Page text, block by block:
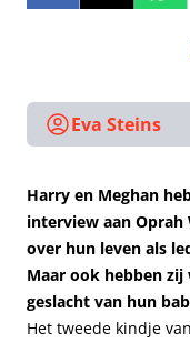
Eva Steins
Harry en Meghan
interview aan
over hun leven als
Maar ook hebben
geslacht van hun
Het tweede kindje